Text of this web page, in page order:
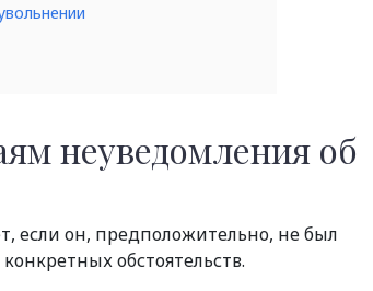
неуведомления об
если он, предположительно, не был
обстоятельств.